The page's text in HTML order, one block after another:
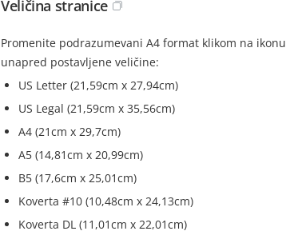
Veličina stranice
Promenite podrazumevani A4 format klikom na ikonu
unapred postavljene veličine:
US Letter (21,59cm x 27,94cm)
US Legal (21,59cm x 35,56cm)
A4 (21cm x 29,7cm)
A5 (14,81cm x 20,99cm)
B5 (17,6cm x 25,01cm)
Koverta #10 (10,48cm x 24,13cm)
Koverta DL (11,01cm x 22,01cm)